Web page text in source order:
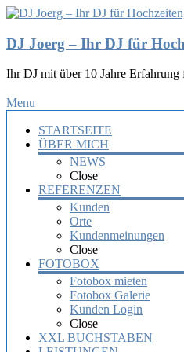
DJ Joerg – Ihr DJ für
Ihr DJ mit über 10 Jahre
Menu
STARTSEITE
ÜBER MICH
NEWS
Close
REFERENZEN
Kunden
Orte
Kundenmeinungen
Close
FOTOBOX
Fotobox mieten
Fotobox Galerie
Kunden Login
Close
XXL BUCHSTABEN